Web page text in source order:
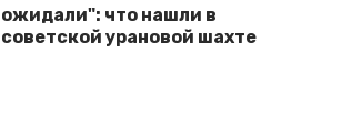
ожидали": что нашли в
советской урановой шахте